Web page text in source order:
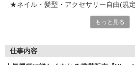
★ネイル・髪型・アクセサリー自由(規
シエロのスタッフは9割が未経験スター
ずっと先まで役に立ちます！
もっと見る
仕事内容